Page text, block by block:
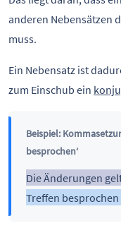
anderen Nebensätzen
muss.
Ein Nebensatz ist
zum Einschub ein
Beispiel:
besprochen‘
Die Änderungen
Treffen besprochen